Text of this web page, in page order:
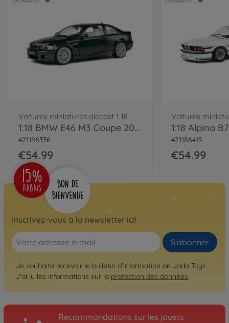
Voitures miniatures diecast 1:18
1:18 BMW E46 M3 Coupe 2000 green
421186336
€54.99
Voitures
421186415
€54.99
Inscrivez-vous à la newsletter ici!
S'abonner
Je souhaite recevoir le bulletin d'information de Jada Toys.
J'ai lu les informations sur la protection des données.
Recommandations sur les jouets